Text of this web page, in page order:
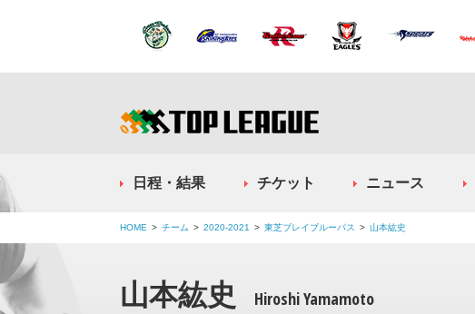
日程・結果 チケット ニュース
HOME チーム 2020-2021 東芝ブレイブルーパス 山本紘史
山本紘史 Hiroshi Yamamoto